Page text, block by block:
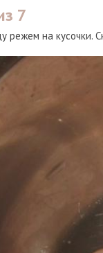
7
режем на кусочки.